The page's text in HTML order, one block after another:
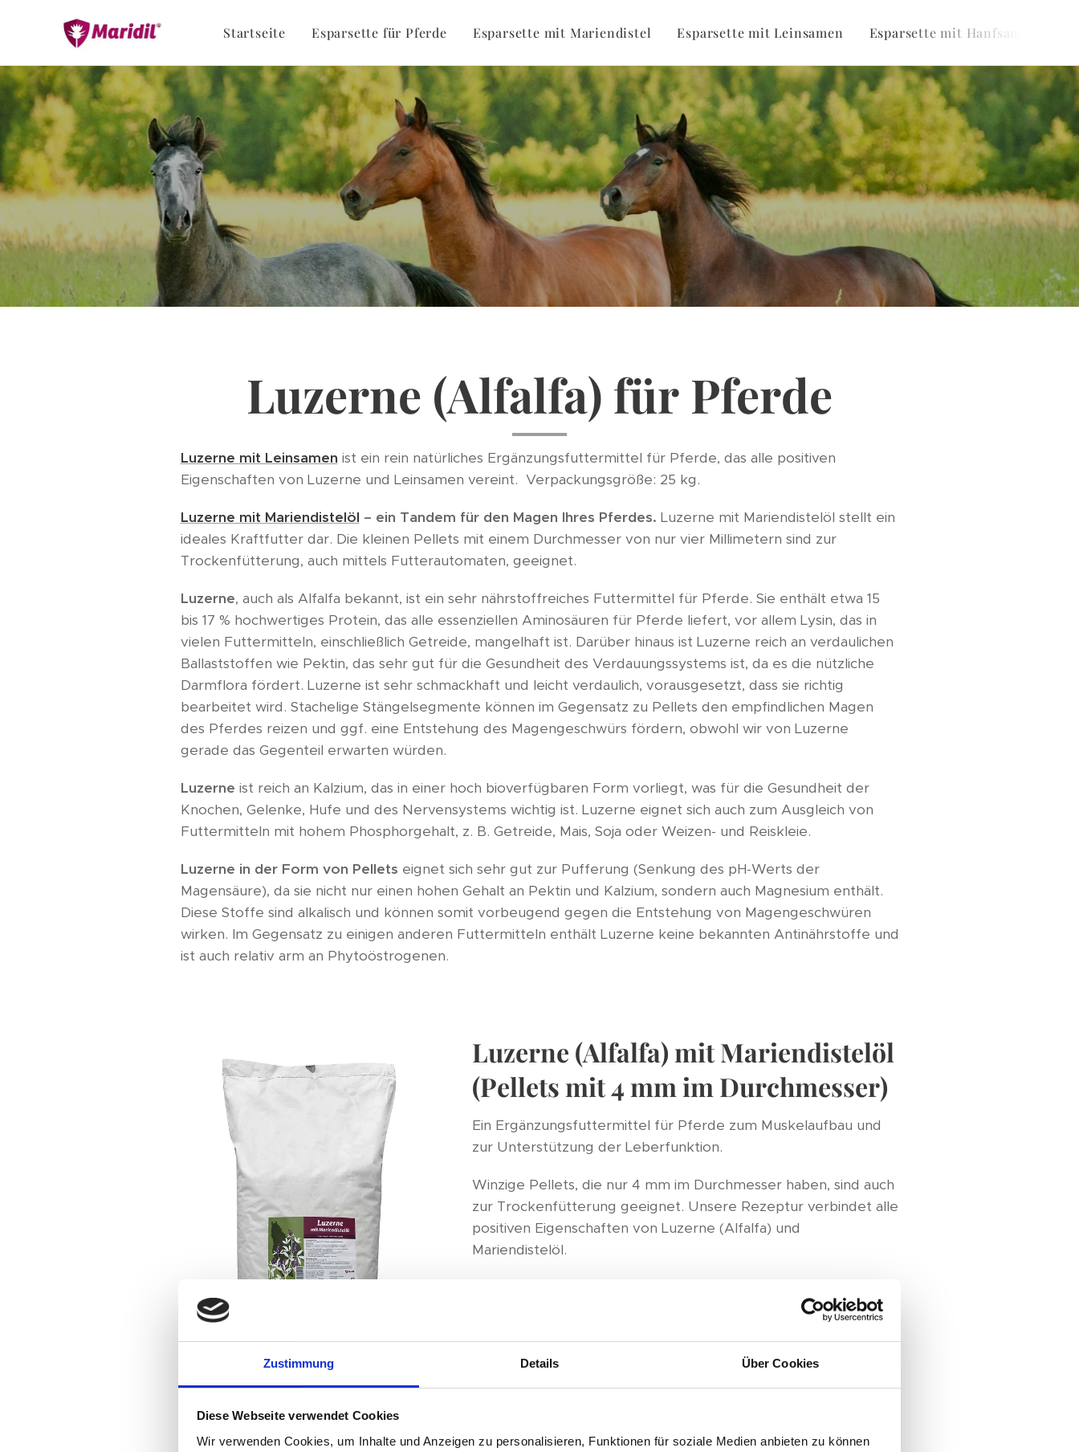
Zustimmung Details Über Cookies
Diese Webseite verwendet Cookies
Wir verwenden Cookies, um Inhalte und Anzeigen zu personalisieren, Funktionen für soziale Medien anbieten zu können
Startseite Esparsette für Pferde Esparsette mit Mariendistel Esparsette mit Leinsamen Esparsette mit Hanfsamen
Luzerne (Alfalfa) für Pferde
Luzerne mit Leinsamen ist ein rein natürliches Ergänzungsfuttermittel für Pferde, das alle positiven
Eigenschaften von Luzerne und Leinsamen vereint. Verpackungsgröße: 25 kg.
Luzerne mit Mariendistelöl – ein Tandem für den Magen Ihres Pferdes. Luzerne mit Mariendistelöl stellt ein
ideales Kraftfutter dar. Die kleinen Pellets mit einem Durchmesser von nur vier Millimetern sind zur
Trockenfütterung, auch mittels Futterautomaten, geeignet.
Luzerne, auch als Alfalfa bekannt, ist ein sehr nährstoffreiches Futtermittel für Pferde. Sie enthält etwa 15
bis 17 % hochwertiges Protein, das alle essenziellen Aminosäuren für Pferde liefert, vor allem Lysin, das in
vielen Futtermitteln, einschließlich Getreide, mangelhaft ist. Darüber hinaus ist Luzerne reich an verdaulichen
Ballaststoffen wie Pektin, das sehr gut für die Gesundheit des Verdauungssystems ist, da es die nützliche
Darmflora fördert. Luzerne ist sehr schmackhaft und leicht verdaulich, vorausgesetzt, dass sie richtig
bearbeitet wird. Stachelige Stängelsegmente können im Gegensatz zu Pellets den empfindlichen Magen
des Pferdes reizen und ggf. eine Entstehung des Magengeschwürs fördern, obwohl wir von Luzerne
gerade das Gegenteil erwarten würden.
Luzerne ist reich an Kalzium, das in einer hoch bioverfügbaren Form vorliegt, was für die Gesundheit der
Knochen, Gelenke, Hufe und des Nervensystems wichtig ist. Luzerne eignet sich auch zum Ausgleich von
Futtermitteln mit hohem Phosphorgehalt, z. B. Getreide, Mais, Soja oder Weizen- und Reiskleie.
Luzerne in der Form von Pellets eignet sich sehr gut zur Pufferung (Senkung des pH-Werts der
Magensäure), da sie nicht nur einen hohen Gehalt an Pektin und Kalzium, sondern auch Magnesium enthält.
Diese Stoffe sind alkalisch und können somit vorbeugend gegen die Entstehung von Magengeschwüren
wirken. Im Gegensatz zu einigen anderen Futtermitteln enthält Luzerne keine bekannten Antinährstoffe und
ist auch relativ arm an Phytoöstrogenen.
Luzerne (Alfalfa) mit Mariendistelöl
(Pellets mit 4 mm im Durchmesser)
Ein Ergänzungsfuttermittel für Pferde zum Muskelaufbau und
zur Unterstützung der Leberfunktion.
Winzige Pellets, die nur 4 mm im Durchmesser haben, sind auch
zur Trockenfütterung geeignet. Unsere Rezeptur verbindet alle
positiven Eigenschaften von Luzerne (Alfalfa) und
Mariendistelöl.
über 2.000 Jahren angebaut. Unsere Luzerne ist reich an
anderen Mineralstoffen und Spurenelementen inkl. Zink,
Größe der Pflanzenpartikeln aus, was einen wohltuenden